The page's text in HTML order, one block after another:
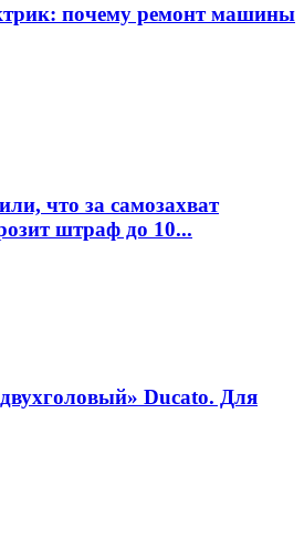
почему ремонт машины
что за самозахват
штраф до 10...
Ducato. Для